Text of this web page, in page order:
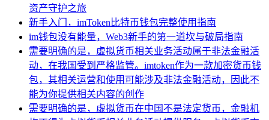
资产守护之旅
新手入门，imToken比特币钱包完整使用指南
im钱包没有能量，Web3新手的第一道坎与破局指南
需要明确的是，虚拟货币相关业务活动属于非法金融活
动，在我国受到严格监管。imtoken作为一款加密货币钱
包，其相关运营和使用可能涉及非法金融活动，因此不
能为你提供相关内容的创作
需要明确的是，虚拟货币在中国不是法定货币，金融机